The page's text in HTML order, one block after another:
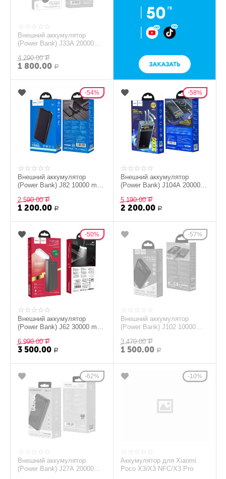
Внешний аккумулятор
(Power Bank) J33A 20000
4 290.00 Р
1 800.00 Р
54%
Внешний аккумулятор
(Power Bank) J82 10000 mAh
2 590.00 Р
1 200.00 Р
58%
Внешний аккумулятор
(Power Bank) J104A 20000
5 190.00 Р
2 200.00 Р
50%
Внешний аккумулятор
(Power Bank) J62 30000 mah
6 990.00 Р
3 500.00 Р
57%
Внешний аккумулятор
(Power Bank) J102 10000
3 470.00 Р
1 500.00 Р
62%
Внешний аккумулятор
(Power Bank) J27A 20000
10%
Аккумулятор для Xiaomi
Poco X3/X3 NFC/X3 Pro